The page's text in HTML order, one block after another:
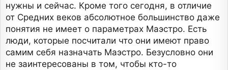
нужны и сейчас. Кроме того сегодня, в отличие
от Средних веков абсолютное большинство даже
понятия не имеет о параметрах Маэстро. Есть
люди, которые посчитали что они имеют право
самим себя назначать Маэстро. Безусловно они
не заинтересованы в том, чтобы кто-то